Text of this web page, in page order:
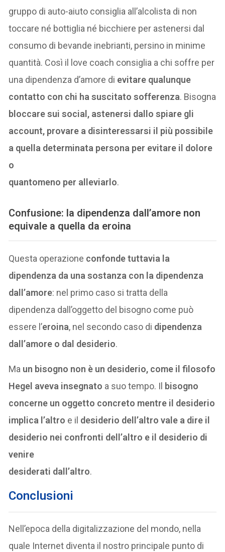
gruppo di auto-aiuto consiglia all’alcolista di non
toccare né bottiglia né bicchiere per astenersi dal
consumo di bevande inebrianti, persino in minime
quantità. Così il love coach consiglia a chi soffre per
una dipendenza d’amore di evitare qualunque
contatto con chi ha suscitato sofferenza. Bisogna
bloccare sui social, astenersi dallo spiare gli
account, provare a disinteressarsi il più possibile
a quella determinata persona per evitare il dolore
o
quantomeno per alleviarlo.
Confusione: la dipendenza dall’amore non
equivale a quella da eroina
Questa operazione confonde tuttavia la
dipendenza da una sostanza con la dipendenza
dall’amore: nel primo caso si tratta della
dipendenza dall’oggetto del bisogno come può
essere l’eroina, nel secondo caso di dipendenza
dall’amore o dal desiderio.
Ma un bisogno non è un desiderio, come il filosofo
Hegel aveva insegnato a suo tempo. Il bisogno
concerne un oggetto concreto mentre il desiderio
implica l’altro e il desiderio dell’altro vale a dire il
desiderio nei confronti dell’altro e il desiderio di
venire
desiderati dall’altro.
Conclusioni
Nell’epoca della digitalizzazione del mondo, nella
quale Internet diventa il nostro principale punto di